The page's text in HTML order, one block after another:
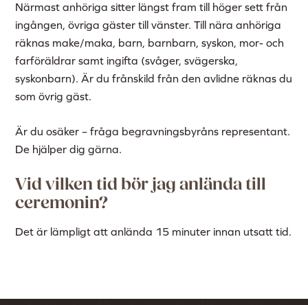
Närmast anhöriga sitter längst fram till höger sett från
ingången, övriga gäster till vänster. Till nära anhöriga
räknas make/maka, barn, barnbarn, syskon, mor- och
farföräldrar samt ingifta (svåger, svägerska,
syskonbarn). Är du frånskild från den avlidne räknas du
som övrig gäst.
Är du osäker – fråga begravningsbyråns representant.
De hjälper dig gärna.
Vid vilken tid bör jag anlända till
ceremonin?
Det är lämpligt att anlända 15 minuter innan utsatt tid.